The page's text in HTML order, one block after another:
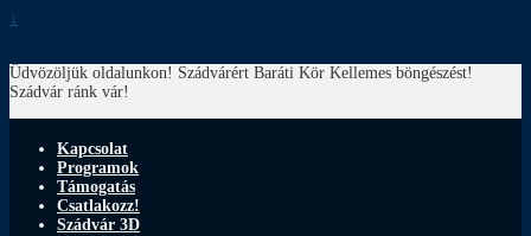
↓
Üdvözöljük oldalunkon! Szádvárért Baráti Kör Kellemes böngészést!
Szádvár ránk vár!
Kapcsolat
Programok
Támogatás
Csatlakozz!
Szádvár 3D